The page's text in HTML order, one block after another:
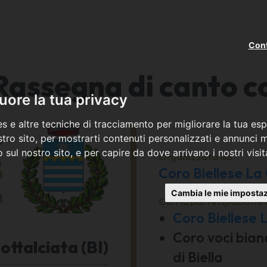
la tua privacy
e altre tecniche di tracciamento per migliorare la tua
sito, per mostrarti contenuti personalizzati e annunci
sul nostro sito, e per capire da dove arrivano i nostri
Cambia le mie
di canto
(BI)
Organizzato da
Coro Biellese
Con la partecipazione
Coro Biellese
Coro voci
di Biella